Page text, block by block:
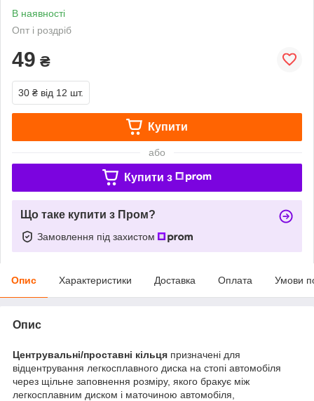
В наявності
Опт і роздріб
49 ₴
30 ₴ від 12 шт.
Купити
або
Купити з
Що таке купити з Пром?
Замовлення під захистом
Опис Характеристики Доставка Оплата Умови
Опис
Центрувальні/проставні кільця призначені для
відцентрування легкосплавного диска на стопі автомобіля
через щільне заповнення розміру, якого бракує між
легкосплавним диском і маточиною автомобіля,